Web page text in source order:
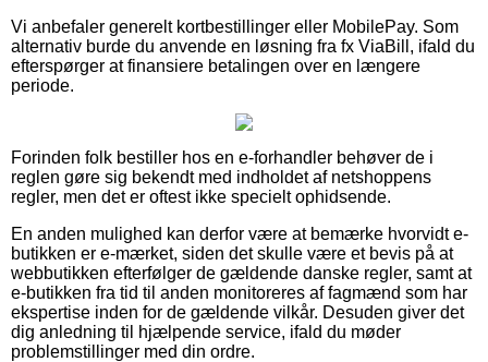
Vi anbefaler generelt kortbestillinger eller MobilePay. Som
alternativ burde du anvende en løsning fra fx ViaBill, ifald du
efterspørger at finansiere betalingen over en længere
periode.
Forinden folk bestiller hos en e-forhandler behøver de i
reglen gøre sig bekendt med indholdet af netshoppens
regler, men det er oftest ikke specielt ophidsende.
En anden mulighed kan derfor være at bemærke hvorvidt e-
butikken er e-mærket, siden det skulle være et bevis på at
webbutikken efterfølger de gældende danske regler, samt at
e-butikken fra tid til anden monitoreres af fagmænd som har
ekspertise inden for de gældende vilkår. Desuden giver det
dig anledning til hjælpende service, ifald du møder
problemstillinger med din ordre.